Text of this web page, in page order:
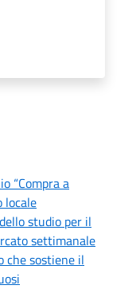
“Compra a
locale
studio per il
settimanale
che sostiene il